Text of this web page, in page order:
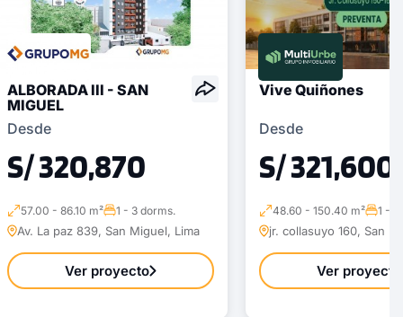
ALBORADA III - SAN
MIGUEL
Desde
S/ 320,870
57.00 - 86.10 m² 1 - 3 dorms.
Av. La paz 839, San Miguel, Lima
Ver proyecto
Vive Quiñones
Desde
S/ 321,600
48.60 - 150.40 m² 1 - 4
jr. collasuyo 160, San
Ver proyecto